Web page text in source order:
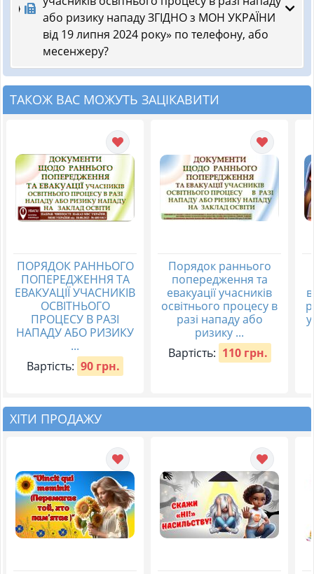
або ризику нападу ЗГІДНО з МОН УКРАЇНИ
від 19 липня 2024 року» по телефону, або
месенжеру?
ТАКОЖ ВАС МОЖУТЬ ЗАЦІКАВИТИ
ПОРЯДОК РАННЬОГО
ПОПЕРЕДЖЕННЯ ТА
ЕВАКУАЦІЇ УЧАСНИКІВ
ОСВІТНЬОГО
ПРОЦЕСУ В РАЗІ
НАПАДУ АБО РИЗИКУ
...
Вартість: 90 грн.
Порядок раннього
попередження та
евакуації учасників
освітнього процесу в
разі нападу або
ризику ...
Вартість: 110 грн.
ХІТИ ПРОДАЖУ